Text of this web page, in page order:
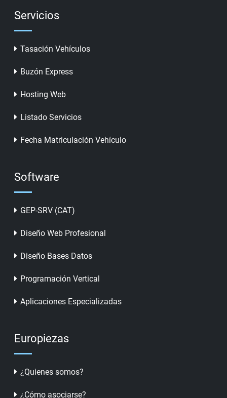
Servicios
Tasación Vehículos
Buzón Express
Hosting Web
Listado Servicios
Fecha Matriculación Vehículo
Software
GEP-SRV (CAT)
Diseño Web Profesional
Diseño Bases Datos
Programación Vertical
Aplicaciones Especializadas
Europiezas
¿Quienes somos?
¿Cómo asociarse?